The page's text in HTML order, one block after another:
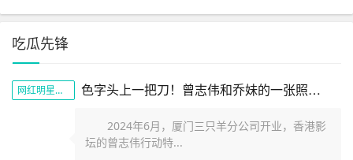
吃瓜先锋
网红明星黑料 色字头上一把刀！曾志伟和乔妹的一张照片展现娱乐圈的阴暗面
2024年6月，厦门三只羊分公司开业，香港影
坛的曾志伟行动特...